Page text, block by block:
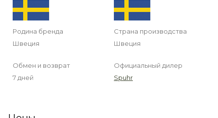
Родина бренда
Швеция
Страна производства
Швеция
Обмен и возврат
7 дней
Официальный дилер
Spuhr